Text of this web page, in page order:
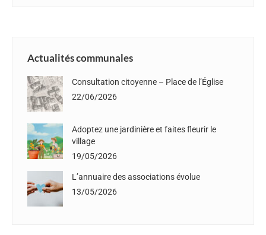
Actualités communales
Consultation citoyenne – Place de l’Église
22/06/2026
Adoptez une jardinière et faites fleurir le
village
19/05/2026
L’annuaire des associations évolue
13/05/2026